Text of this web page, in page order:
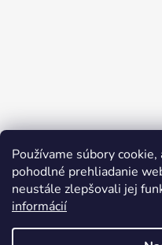
Používame súbory
pohodlné prehliadanie
neustále zlepšovali jej
informácií
Sledovať na